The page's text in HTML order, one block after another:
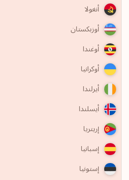
أنغولا
أوزبكستان
أوغندا
أوكرانيا
أيرلندا
أيسلندا
إريتريا
إسبانيا
إستونيا